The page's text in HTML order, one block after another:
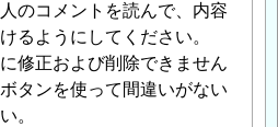
のコメントを読んで、内容
るようにしてください。
修正および削除できません
タンを使って間違いがない
。